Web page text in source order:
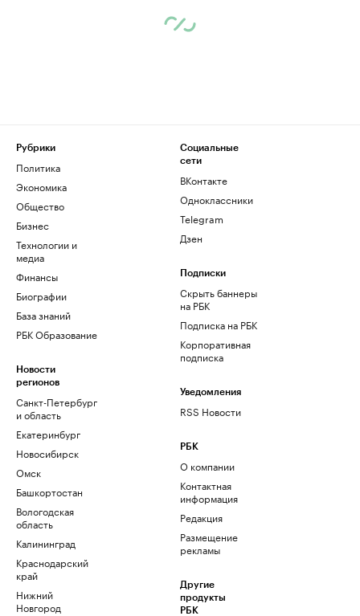
Рубрики
Политика
Экономика
Общество
Бизнес
Технологии и
медиа
Финансы
Биографии
База знаний
РБК Образование
Новости
регионов
Санкт-Петербург
и область
Екатеринбург
Новосибирск
Омск
Башкортостан
Вологодская
область
Калининград
Краснодарский
край
Нижний
Новгород
Социальные
сети
ВКонтакте
Одноклассники
Telegram
Дзен
Подписки
Скрыть баннеры
на РБК
Подписка на РБК
Корпоративная
подписка
Уведомления
RSS Новости
РБК
О компании
Контактная
информация
Редакция
Размещение
рекламы
Другие
продукты
РБК